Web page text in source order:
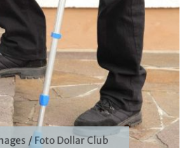
Inklusion
online
/ Foto Dollar Club